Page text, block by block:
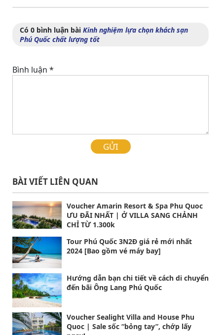
Có 0 bình luận bài Kinh nghiệm lựa chọn khách sạn
Phú Quốc chất lượng tốt
Bình luận *
GỬI
BÀI VIẾT LIÊN QUAN
Voucher Amarin Resort & Spa Phu Quoc
ƯU ĐÃI NHẤT | Ở VILLA SANG CHẢNH
CHỈ TỪ 1.300k
Tour Phú Quốc 3N2Đ giá rẻ mới nhất
2024 [Bao gồm vé máy bay]
Hướng dẫn bạn chi tiết về cách di chuyển
đến bãi Ông Lang Phú Quốc
Voucher Sealight Villa and House Phu
Quoc | Sale sốc “bỏng tay”, chớp lấy